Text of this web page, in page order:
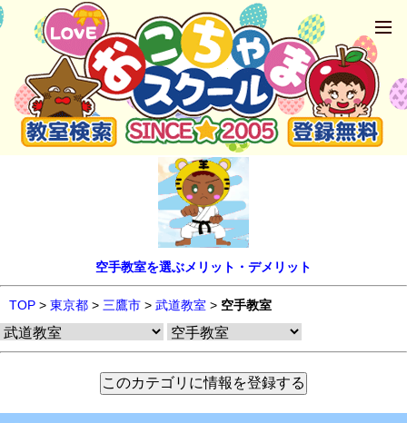
空手教室を選ぶメリット・デメリット
TOP > 東京都 > 三鷹市 > 武道教室 > 空手教室